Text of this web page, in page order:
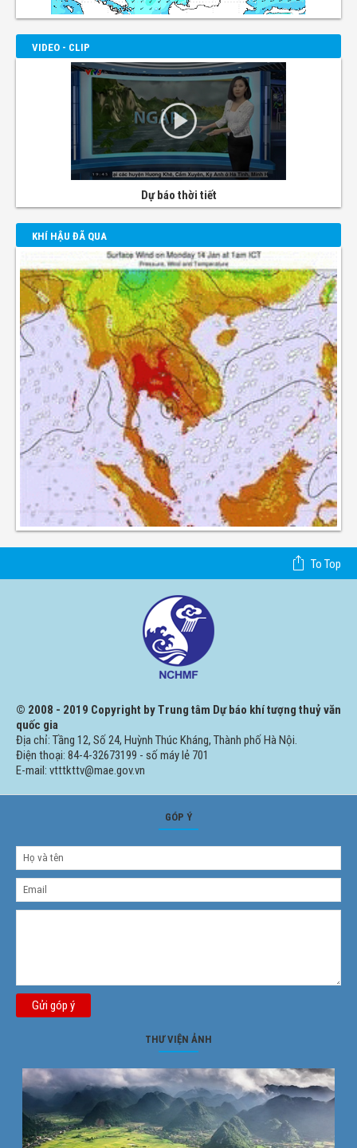
VIDEO - CLIP
Dự báo thời tiết
KHÍ HẬU ĐÃ QUA
To Top
© 2008 - 2019 Copyright by Trung tâm Dự báo khí tượng thuỷ văn
quốc gia
Địa chỉ: Tầng 12, Số 24, Huỳnh Thúc Kháng, Thành phố Hà Nội.
Điện thoại: 84-4-32673199 - số máy lẻ 701
E-mail: vtttkttv@mae.gov.vn
GÓP Ý
Gửi góp ý
THƯ VIỆN ẢNH